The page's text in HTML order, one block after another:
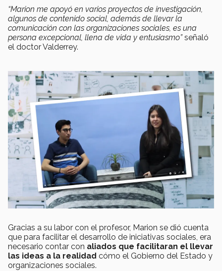
“Marion me apoyó en varios proyectos de investigación,
algunos de contenido social, además de llevar la
comunicación con las organizaciones sociales, es una
persona excepcional, llena de vida y entusiasmo”señaló
el doctor Valderrey.
Gracias a su labor con el profesor, Marion se dió cuenta
que para facilitar el desarrollo de iniciativas sociales, era
necesario contar con aliados que facilitaran el llevar
las ideas a la realidad cómo el Gobierno del Estado y
organizaciones sociales.